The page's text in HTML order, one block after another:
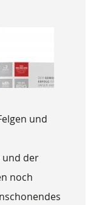
und
und der
noch